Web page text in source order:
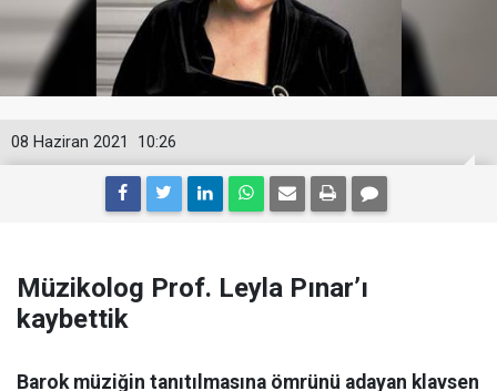
10:26
08 Haziran 2021
Müzikolog Prof. Leyla Pınar’ı
kaybettik
Barok müziğin tanıtılmasına ömrünü adayan klavsen